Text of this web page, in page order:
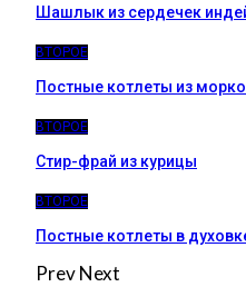
Шашлык из сердечек
ВТОРОЕ
Постные котлеты из
ВТОРОЕ
Стир-фрай из курицы
ВТОРОЕ
Постные котлеты в
PrevNext